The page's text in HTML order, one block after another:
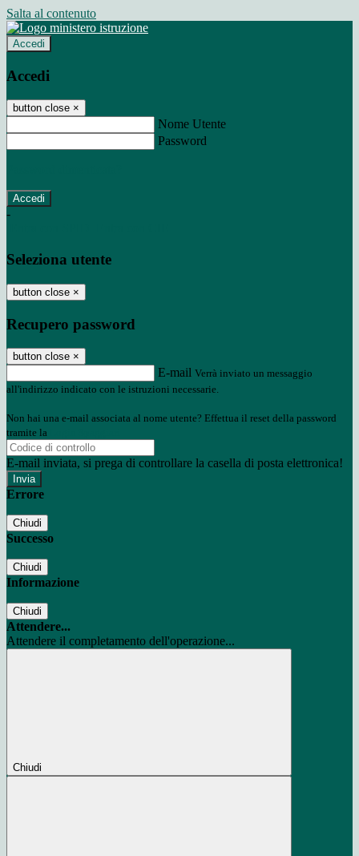
Salta al contenuto
Accedi
Accedi
button close ×
Nome Utente
Password
-
Seleziona utente
button close ×
Recupero password
button close ×
E-mail Verrà inviato un messaggio
all'indirizzo indicato con le istruzioni necessarie.
Non hai una e-mail associata al nome utente? Effettua il reset della password
tramite la
E-mail inviata, si prega di controllare la casella di posta elettronica!
Errore
Chiudi
Successo
Chiudi
Informazione
Chiudi
Attendere...
Attendere il completamento dell'operazione...
Chiudi